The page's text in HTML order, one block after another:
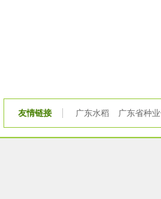
友情链接 广东水稻 广东省种